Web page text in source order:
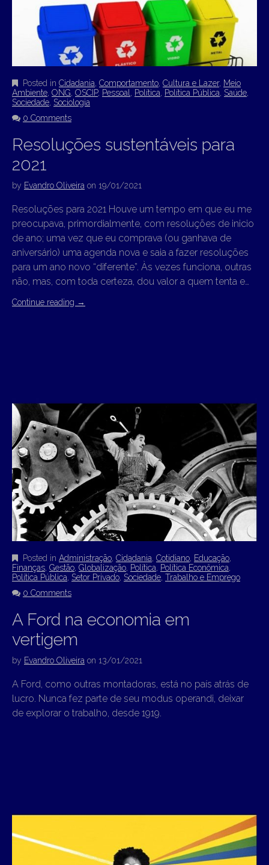
Posted in Cidadania, Comportamento, Cultura e Lazer, Meio
Ambiente, ONG, OSCIP, Pessoal, Política, Política Pública, Saúde,
Sociedade, Sociologia
0 Comments
Resoluções sustentáveis para
2021
by Evandro Oliveira on 19/01/2021
Resoluções para 2021 Houve um tempo em que eu me
preocupava, primordialmente, com resoluções de inicio
de ano; uma vez que eu comprava (ou ganhava de
aniversário) uma agenda nova e saia a fazer resoluções
para um ano novo “diferente”. Às vezes funciona, outras
não, mas, com toda certeza, dou valor a quem tenta e…
Continue reading →
Posted in Administração Cidadania Cotidiano Educação
Finanças Gestão Globalização Política Política Econômica
Política Pública Setor Privado Sociedade Trabalho e Emprego
0 Comments
A Ford na economia em
vertigem
by Evandro Oliveira on 13/01/2021
A Ford, como outras montadoras, está no país atrás de
lucro. Nunca fez parte de seu modus operandi, deixar
de explorar o trabalho, desde 1919.